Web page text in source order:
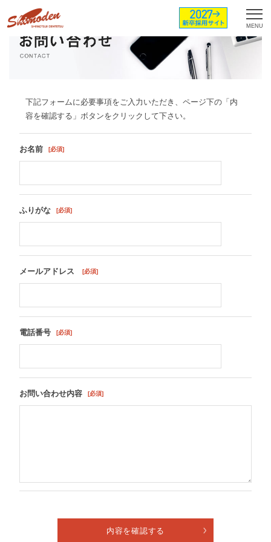
下記フォームに必要事項をご入力いただき、ページ下の「内
容を確認する」ボタンをクリックして下さい。
お名前
ふりがな
メールアドレス
電話番号
お問い合わせ内容
内容を確認する